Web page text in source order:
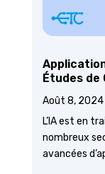
Études de
Août 8, 2024|
L’IA est en
nombreux
avancées